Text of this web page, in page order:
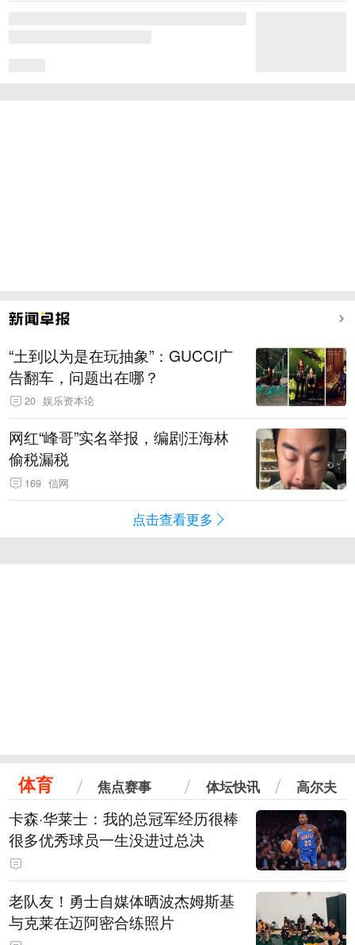
“土到以为是在玩抽象”：GUCCI广
告翻车，问题出在哪？
20 娱乐资本论
网红“峰哥”实名举报，编剧汪海林
偷税漏税
169 信网
点击查看更多
体育 焦点赛事 体坛快讯 高尔夫
卡森·华莱士：我的总冠军经历很棒
很多优秀球员一生没进过总决
老队友！勇士自媒体晒波杰姆斯基
与克莱在迈阿密合练照片